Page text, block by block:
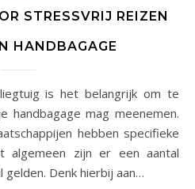
STRESSVRIJ REIZEN
HANDBAGAGE
mag meenemen.
hebben specifieke
algemeen zijn er een aantal
Denk hierbij aan…